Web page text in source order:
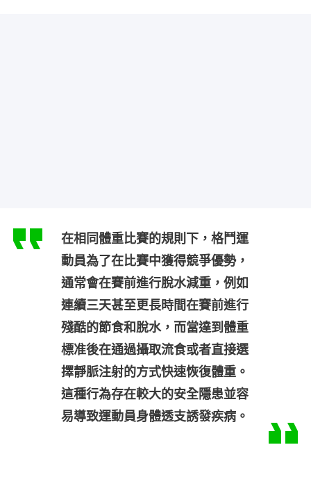
在相同體重比賽的規則下，格鬥運
動員為了在比賽中獲得競爭優勢，
通常會在賽前進行脫水減重，例如
連續三天甚至更長時間在賽前進行
殘酷的節食和脫水，而當達到體重
標准後在通過攝取流食或者直接選
擇靜脈注射的方式快速恢復體重。
這種行為存在較大的安全隱患並容
易導致運動員身體透支誘發疾病。